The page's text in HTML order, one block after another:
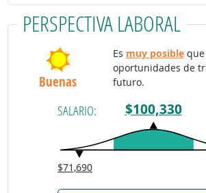
PERSPECTIVA LABORAL
Buenas
Es muy posibleque
oportunidades de
futuro.
SALARIO: $100,330
$71,690